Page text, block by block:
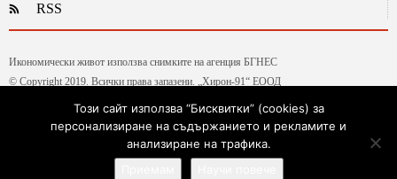
RSS
Икономически живот използва снимките на агенция БГНЕС
© Copyright 2019. Всички права запазени. „Хирон-91“ ЕООД
Текстовете от рубриката „Гласове и мнения“ са авторски, на колумнистите на ИЖ.
Ние ценим високата им експертиза и аргументирани позиции, независимо, че не
Този сайт използва “Бисквитки” (cookies) за
персонализиране на съдържанието и рекламите и
анализиране на трафика.